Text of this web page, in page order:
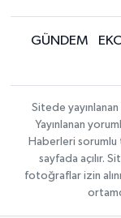
GÜNDEM
Sitede
Yayınlanan
Haberleri sorumlu
sayfada açılır.
fotoğraflar izin